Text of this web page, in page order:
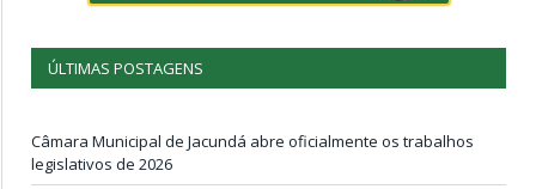
ÚLTIMAS POSTAGENS
Câmara Municipal de Jacundá abre oficialmente os trabalhos
legislativos de 2026